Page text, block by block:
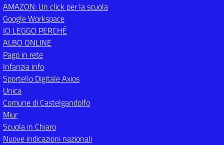
AMAZON: Un click per la scuola
Google Workspace
IO LEGGO PERCHÉ
ALBO ONLINE
Pago in rete
Infanzia info
Sportello Digitale Axios
Unica
Comune di Castelgandolfo
Miur
Scuola in Chiaro
Nuove indicazioni nazionali